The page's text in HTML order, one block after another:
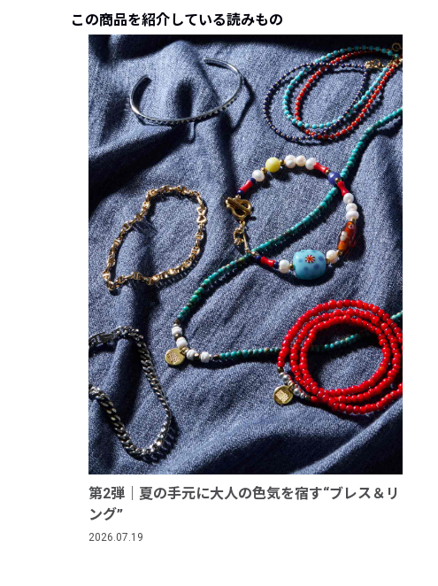
この商品を紹介している読みもの
第2弾｜夏の手元に大人の色気を宿す“ブレス＆リ
ング”
2026.07.19